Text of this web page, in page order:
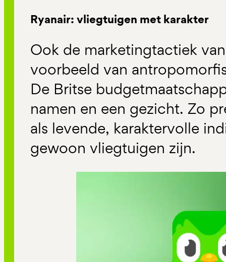
Ryanair: vliegtuigen met karakter
Ook de marketingtactiek
voorbeeld van
De Britse
namen en een gezicht. Zo
als levende, karaktervolle
gewoon vliegtuigen zijn.